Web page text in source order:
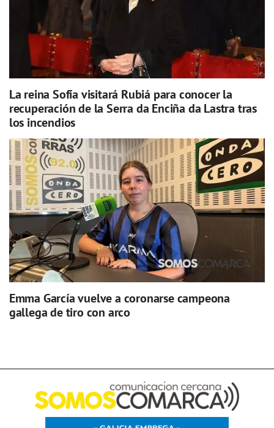
La reina Sofía visitará Rubiá para conocer la
recuperación de la Serra da Enciña da Lastra tras
los incendios
Emma García vuelve a coronarse campeona
gallega de tiro con arco